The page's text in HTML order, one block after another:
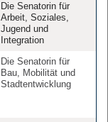
Die Senatorin für
Arbeit, Soziales,
Jugend und
Integration
Die Senatorin für
Bau, Mobilität und
Stadtentwicklung